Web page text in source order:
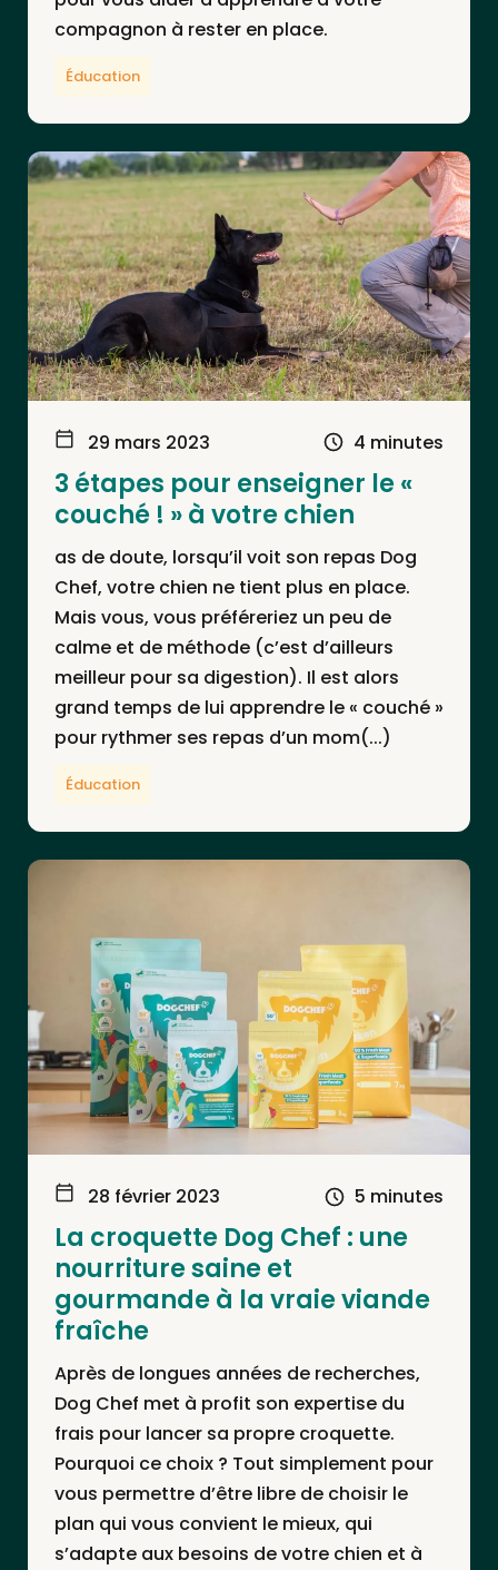
compagnon à rester en place.
Éducation
29 mars 2023 4 minutes
3 étapes pour enseigner le «
couché ! » à votre chien
as de doute, lorsqu’il voit son repas Dog
Chef, votre chien ne tient plus en place.
Mais vous, vous préféreriez un peu de
calme et de méthode (c’est d’ailleurs
meilleur pour sa digestion). Il est alors
grand temps de lui apprendre le « couché »
pour rythmer ses repas d’un mom(...)
Éducation
28 février 2023 5 minutes
La croquette Dog Chef : une
nourriture saine et
gourmande à la vraie viande
fraîche
Après de longues années de recherches,
Dog Chef met à profit son expertise du
frais pour lancer sa propre croquette.
Pourquoi ce choix ? Tout simplement pour
vous permettre d’être libre de choisir le
plan qui vous convient le mieux, qui
s’adapte aux besoins de votre chien et à